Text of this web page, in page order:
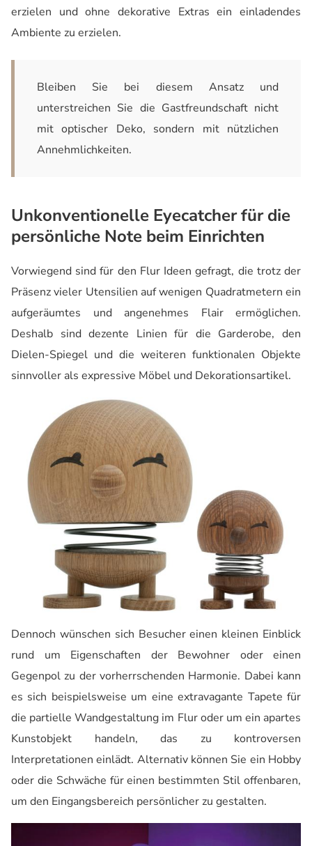
erzielen und ohne dekorative Extras ein einladendes
Ambiente zu erzielen.
Bleiben Sie bei diesem Ansatz und
unterstreichen Sie die Gastfreundschaft nicht
mit optischer Deko, sondern mit nützlichen
Annehmlichkeiten.
Unkonventionelle Eyecatcher für die
persönliche Note beim Einrichten
Vorwiegend sind für den Flur Ideen gefragt, die trotz der
Präsenz vieler Utensilien auf wenigen Quadratmetern ein
aufgeräumtes und angenehmes Flair ermöglichen.
Deshalb sind dezente Linien für die Garderobe, den
Dielen-Spiegel und die weiteren funktionalen Objekte
sinnvoller als expressive Möbel und Dekorationsartikel.
Dennoch wünschen sich Besucher einen kleinen Einblick
rund um Eigenschaften der Bewohner oder einen
Gegenpol zu der vorherrschenden Harmonie. Dabei kann
es sich beispielsweise um eine extravagante Tapete für
die partielle Wandgestaltung im Flur oder um ein apartes
Kunstobjekt handeln, das zu kontroversen
Interpretationen einlädt. Alternativ können Sie ein Hobby
oder die Schwäche für einen bestimmten Stil offenbaren,
um den Eingangsbereich persönlicher zu gestalten.